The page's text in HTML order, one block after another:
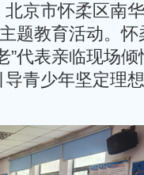
北京市怀柔区南
题教育活动。
”代表亲临现场
青少年坚定理